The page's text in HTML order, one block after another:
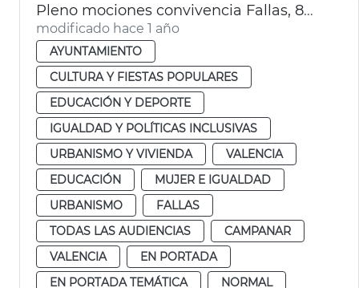
Pleno mociones convivencia Fallas, 8M y consulta lengua
modificado hace 1 año
AYUNTAMIENTO
CULTURA Y FIESTAS POPULARES
EDUCACIÓN Y DEPORTE
IGUALDAD Y POLÍTICAS INCLUSIVAS
URBANISMO Y VIVIENDA
VALENCIA
EDUCACIÓN
MUJER E IGUALDAD
URBANISMO
FALLAS
TODAS LAS AUDIENCIAS
CAMPANAR
VALENCIA
EN PORTADA
EN PORTADA TEMÁTICA
NORMAL